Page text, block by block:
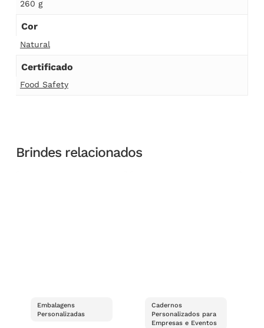
260 g
Cor
Natural
Certificado
Food Safety
Brindes relacionados
Embalagens
Personalizadas
Cadernos
Personalizados para
Empresas e Eventos